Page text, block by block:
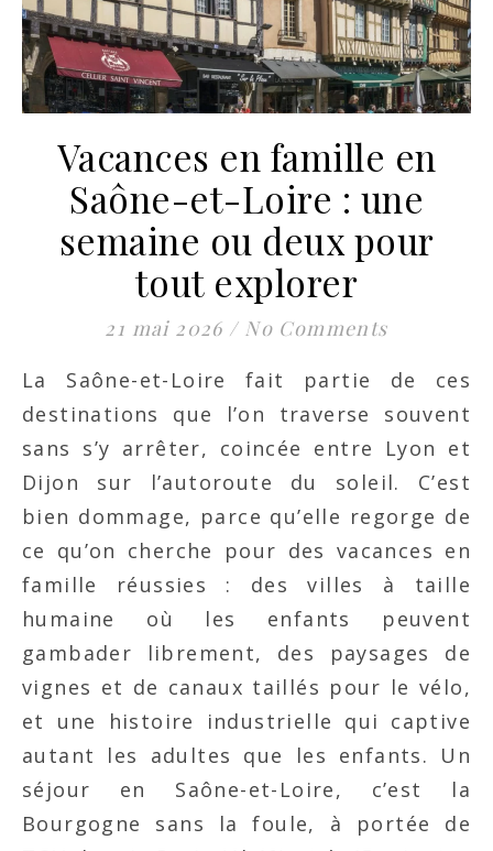
Vacances en famille en
Saône-et-Loire : une
semaine ou deux pour
tout explorer
21 mai 2026 / No Comments
La Saône-et-Loire fait partie de ces
destinations que l’on traverse souvent
sans s’y arrêter, coincée entre Lyon et
Dijon sur l’autoroute du soleil. C’est
bien dommage, parce qu’elle regorge de
ce qu’on cherche pour des vacances en
famille réussies : des villes à taille
humaine où les enfants peuvent
gambader librement, des paysages de
vignes et de canaux taillés pour le vélo,
et une histoire industrielle qui captive
autant les adultes que les enfants. Un
séjour en Saône-et-Loire, c’est la
Bourgogne sans la foule, à portée de